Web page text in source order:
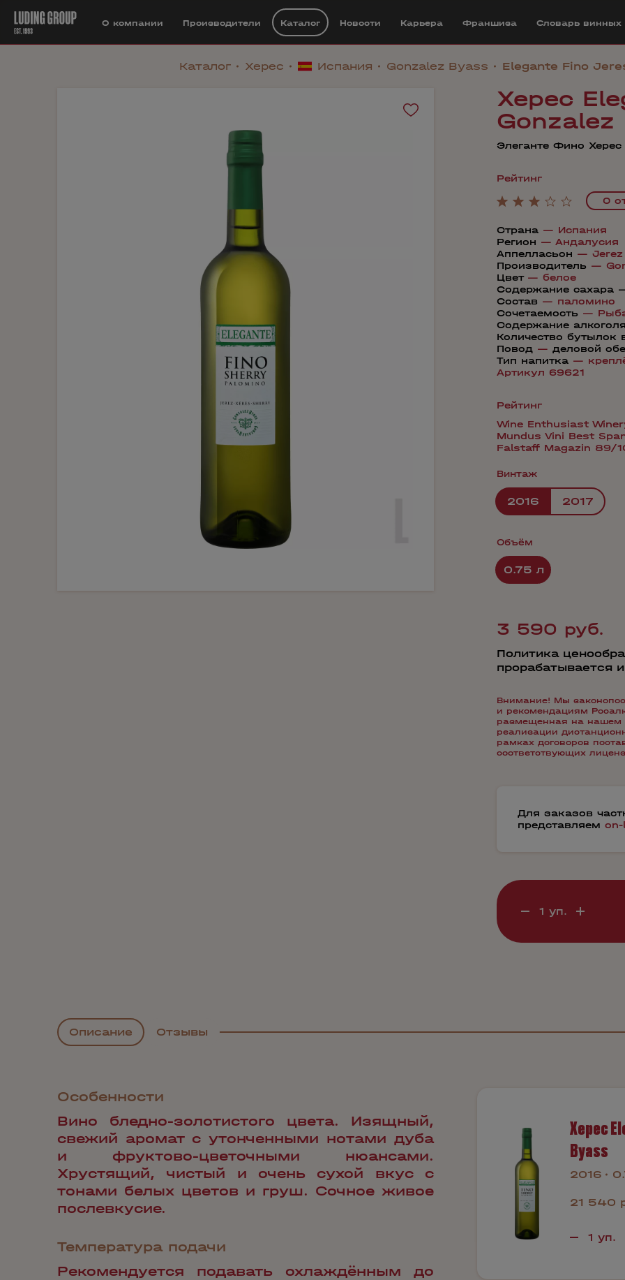
О компании Производители Каталог Новости Карьера Франшиза Cловарь винных
Каталог Херес Испания Gonzalez Byass Elegante Fino
Херес
Элеганте Фино Херес
Рейтинг
0
Страна — Испания
Регион — Андалусия
Аппелласьон — Jerez
Производитель —
Цвет— белое
Содержание сахара
Состав — паломино
Сочетаемость —
Содержание алкоголя
Количество бутылок
Повод — деловой
Тип напитка —
Артикул 69621
Рейтинг
Wine Enthusiast
Mundus Vini Best
Falstaff Magazin 89/
Винтаж
2016 2017
Объём
0.75 л
3 590 руб.
Политика
прорабатывается
Внимание! Мы
и рекомендациям
размещенная на нашем
реализации
рамках договоров
соответствующих
Для заказов
представляем on-
Херес
Byass
2016
21 540
Описание Отзывы
Особенности
Вино бледно-золотистого цвета. Изящный,
свежий аромат с утонченными нотами дуба
и фруктово-цветочными нюансами.
Хрустящий, чистый и очень сухой вкус с
тонами белых цветов и груш. Сочное живое
послевкусие.
Температура подачи
Рекомендуется подавать охлаждённым до